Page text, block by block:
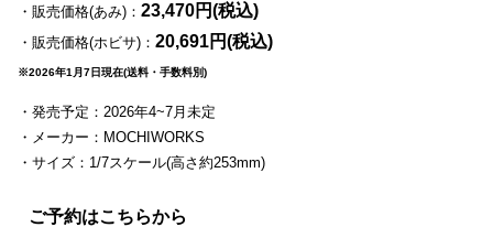
・販売価格(あみ)： 23,470円(税込)
・販売価格(ホビサ)： 20,691円(税込)
※2026年1月7日現在(送料・手数料別)
・発売予定：2026年4~7月未定
・メーカー：MOCHIWORKS
・サイズ：1/7スケール(高さ約253mm)
ご予約はこちらから